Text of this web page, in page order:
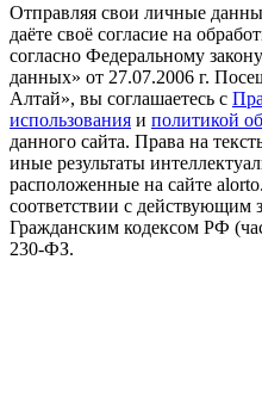
Отправляя свои личные
даёте своё согласие на
согласно Федеральному
данных» от 27.07.2006 г.
Алтай», вы соглашаетесь с
использования и политикой
данного сайта. Права на
иные результаты
расположенные на сайте
соответствии с действующим
Гражданским кодексом РФ
230-ФЗ.